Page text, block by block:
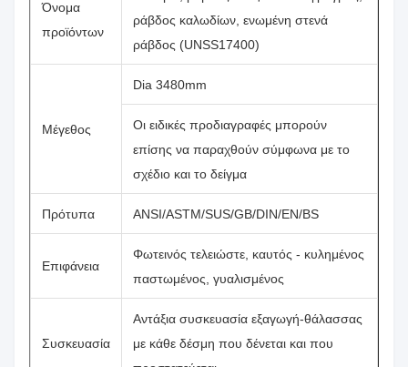
Όνομα
προϊόντων
ράβδος καλωδίων, ενωμένη στενά
ράβδος (UNSS17400)
Μέγεθος
Dia 3480mm
Οι ειδικές προδιαγραφές μπορούν
επίσης να παραχθούν σύμφωνα με το
σχέδιο και το δείγμα
Πρότυπα ANSI/ASTM/SUS/GB/DIN/EN/BS
Επιφάνεια
Φωτεινός τελειώστε, καυτός - κυλημένος
παστωμένος, γυαλισμένος
Συσκευασία
Αντάξια συσκευασία εξαγωγή-θάλασσας
με κάθε δέσμη που δένεται και που